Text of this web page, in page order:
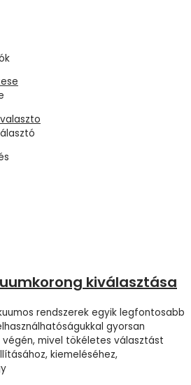
kiválasztása
rendszerek egyik legfontosabb
gyorsan
mivel tökéletes választást
kiemeléséhez,